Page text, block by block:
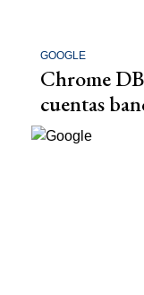
GOOGLE
Chrome
cuentas